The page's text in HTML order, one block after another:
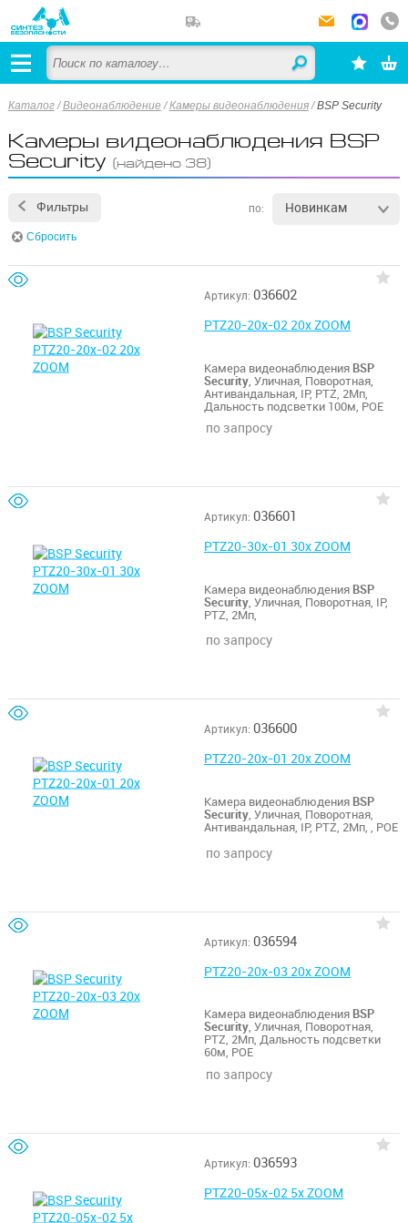
Каталог /Видеонаблюдение /Камеры видеонаблюдения/BSP Security
Камеры видеонаблюдения BSP
Security (найдено 38)
Фильтры по: Новинкам
Сбросить
Артикул: 036602
PTZ20-20x-02 20x ZOOM
Камера видеонаблюдения BSP
Security, Уличная, Поворотная,
Антивандальная, IP, PTZ, 2Мп,
Дальность подсветки 100м, POE
по запросу
Артикул: 036601
PTZ20-30x-01 30x ZOOM
Камера видеонаблюдения BSP
Security, Уличная, Поворотная, IP,
PTZ, 2Мп,
по запросу
Артикул: 036600
PTZ20-20x-01 20x ZOOM
Камера видеонаблюдения BSP
Security, Уличная, Поворотная,
Антивандальная, IP, PTZ, 2Мп, , POE
по запросу
Артикул: 036594
PTZ20-20x-03 20x ZOOM
Камера видеонаблюдения BSP
Security, Уличная, Поворотная,
PTZ, 2Мп, Дальность подсветки
60м, POE
по запросу
Артикул: 036593
PTZ20-05x-02 5x ZOOM